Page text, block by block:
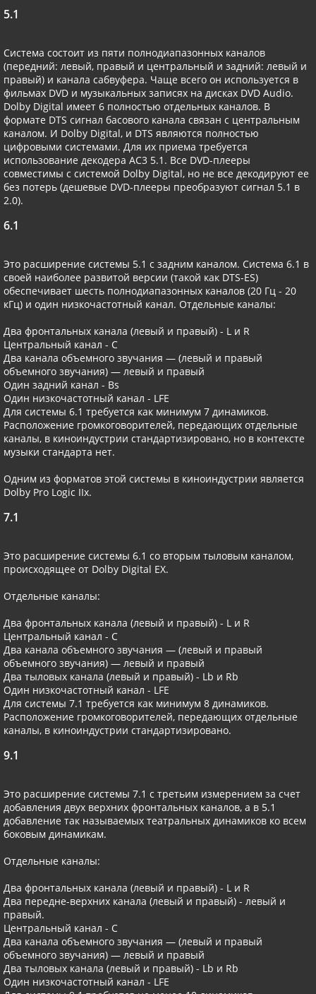
5.1
Система состоит из пяти полнодиапазонных каналов
(передний: левый, правый и центральный и задний: левый и
правый) и канала сабвуфера. Чаще всего он используется в
фильмах DVD и музыкальных записях на дисках DVD Audio.
Dolby Digital имеет 6 полностью отдельных каналов. В
формате DTS сигнал басового канала связан с центральным
каналом. И Dolby Digital, и DTS являются полностью
цифровыми системами. Для их приема требуется
использование декодера AC3 5.1. Все DVD-плееры
совместимы с системой Dolby Digital, но не все декодируют ее
без потерь (дешевые DVD-плееры преобразуют сигнал 5.1 в
2.0).
6.1
Это расширение системы 5.1 с задним каналом. Система 6.1 в
своей наиболее развитой версии (такой как DTS-ES)
обеспечивает шесть полнодиапазонных каналов (20 Гц - 20
кГц) и один низкочастотный канал. Отдельные каналы:
Два фронтальных канала (левый и правый) - L и R
Центральный канал - С
Два канала объемного звучания — (левый и правый
объемного звучания) — левый и правый
Один задний канал - Bs
Один низкочастотный канал - LFE
Для системы 6.1 требуется как минимум 7 динамиков.
Расположение громкоговорителей, передающих отдельные
каналы, в киноиндустрии стандартизировано, но в контексте
музыки стандарта нет.
Одним из форматов этой системы в киноиндустрии является
Dolby Pro Logic IIx.
7.1
Это расширение системы 6.1 со вторым тыловым каналом,
происходящее от Dolby Digital EX.
Отдельные каналы:
Два фронтальных канала (левый и правый) - L и R
Центральный канал - С
Два канала объемного звучания — (левый и правый
объемного звучания) — левый и правый
Два тыловых канала (левый и правый) - Lb и Rb
Один низкочастотный канал - LFE
Для системы 7.1 требуется как минимум 8 динамиков.
Расположение громкоговорителей, передающих отдельные
каналы, в киноиндустрии стандартизировано.
9.1
Это расширение системы 7.1 с третьим измерением за счет
добавления двух верхних фронтальных каналов, а в 5.1
добавление так называемых театральных динамиков ко всем
боковым динамикам.
Отдельные каналы:
Два фронтальных канала (левый и правый) - L и R
Два передне-верхних канала (левый и правый) - левый и
правый.
Центральный канал - С
Два канала объемного звучания — (левый и правый
объемного звучания) — левый и правый
Два тыловых канала (левый и правый) - Lb и Rb
Один низкочастотный канал - LFE